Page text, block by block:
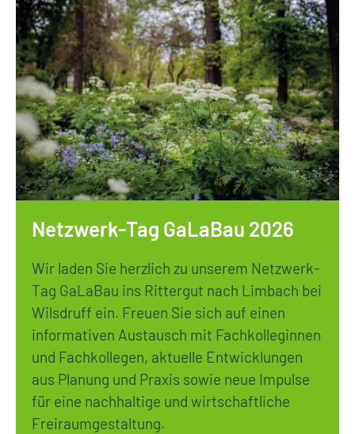
Netzwerk-Tag GaLaBau 2026
Wir laden Sie herzlich zu unserem Netzwerk-
Tag GaLaBau ins Rittergut nach Limbach bei
Wilsdruff ein. Freuen Sie sich auf einen
informativen Austausch mit Fachkolleginnen
und Fachkollegen, aktuelle Entwicklungen
aus Planung und Praxis sowie neue Impulse
für eine nachhaltige und wirtschaftliche
Freiraumgestaltung.